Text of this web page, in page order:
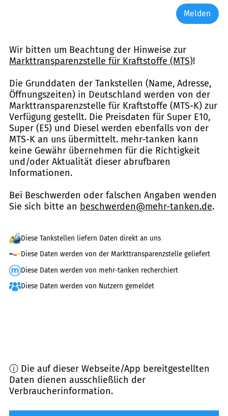
Melden
Wir bitten um Beachtung der Hinweise zur
Markttransparenzstelle für Kraftstoffe (MTS)!
Die Grunddaten der Tankstellen (Name, Adresse,
Öffnungszeiten) in Deutschland werden von der
Markttransparenzstelle für Kraftstoffe (MTS-K) zur
Verfügung gestellt. Die Preisdaten für Super E10,
Super (E5) und Diesel werden ebenfalls von der
MTS-K an uns übermittelt. mehr-tanken kann
keine Gewähr übernehmen für die Richtigkeit
und/oder Aktualität dieser abrufbaren
Informationen.
Bei Beschwerden oder falschen Angaben wenden
Sie sich bitte an beschwerden@mehr-tanken.de.
Diese Tankstellen liefern Daten direkt an uns
Diese Daten werden von der Markttransparenzstelle geliefert
Diese Daten werden von mehr-tanken recherchiert
Diese Daten werden von Nutzern gemeldet
ⓘ Die auf dieser Webseite/App bereitgestellten
Daten dienen ausschließlich der
Verbraucherinformation.